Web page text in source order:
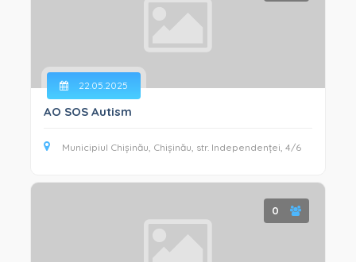
22.05.2025
AO SOS Autism
Municipiul Chișinău, Chișinău, str. Independenței, 4/6
0